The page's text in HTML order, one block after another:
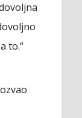
to.“